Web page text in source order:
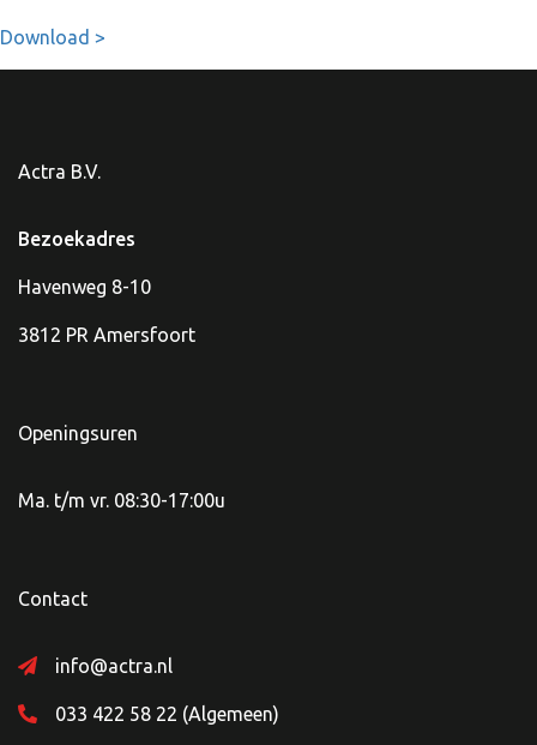
Download >
Actra B.V.
Bezoekadres
Havenweg 8-10
3812 PR Amersfoort
Openingsuren
Ma. t/m vr. 08:30-17:00u
Contact
info@actra.nl
033 422 58 22 (Algemeen)